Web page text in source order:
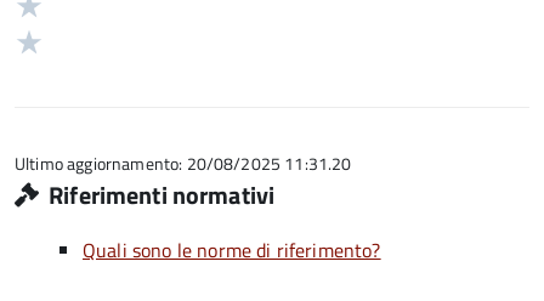
5
Ultimo aggiornamento: 20/08/2025 11:31.20
Riferimenti normativi
Quali sono le norme di riferimento?